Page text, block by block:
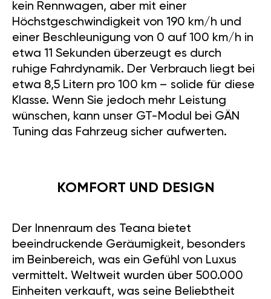
kein Rennwagen, aber mit einer
Höchstgeschwindigkeit von 190 km/h und
einer Beschleunigung von 0 auf 100 km/h in
etwa 11 Sekunden überzeugt es durch
ruhige Fahrdynamik. Der Verbrauch liegt bei
etwa 8,5 Litern pro 100 km – solide für diese
Klasse. Wenn Sie jedoch mehr Leistung
wünschen, kann unser GT-Modul bei GÄN
Tuning das Fahrzeug sicher aufwerten.
KOMFORT UND DESIGN
Der Innenraum des Teana bietet
beeindruckende Geräumigkeit, besonders
im Beinbereich, was ein Gefühl von Luxus
vermittelt. Weltweit wurden über 500.000
Einheiten verkauft, was seine Beliebtheit